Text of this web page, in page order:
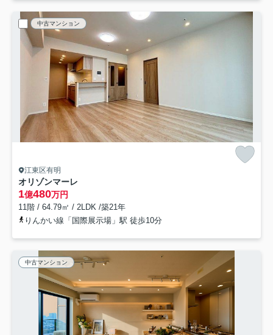
中古マンション
江東区有明
オリゾンマーレ
1億480万円
11階 / 64.79㎡ / 2LDK /築21年
りんかい線「国際展示場」駅 徒歩10分
中古マンション